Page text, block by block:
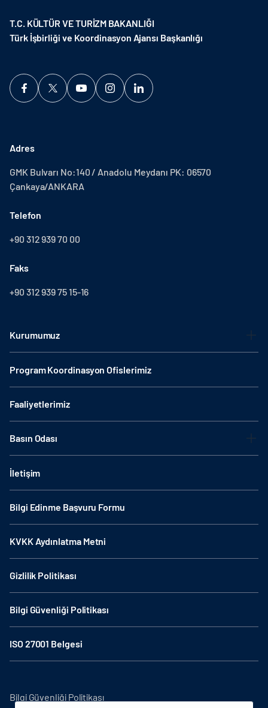
T.C. KÜLTÜR VE TURİZM BAKANLIĞI
Türk İşbirliği ve Koordinasyon Ajansı Başkanlığı
Adres
GMK Bulvarı No:140 / Anadolu Meydanı PK: 06570
Çankaya/ANKARA
Telefon
+90 312 939 70 00
Faks
+90 312 939 75 15-16
Kurumumuz
Program Koordinasyon Ofislerimiz
Faaliyetlerimiz
Basın Odası
İletişim
Bilgi Edinme Başvuru Formu
KVKK Aydınlatma Metni
Gizlilik Politikası
Bilgi Güvenliği Politikası
ISO 27001 Belgesi
Bilgi Güvenliği Politikası